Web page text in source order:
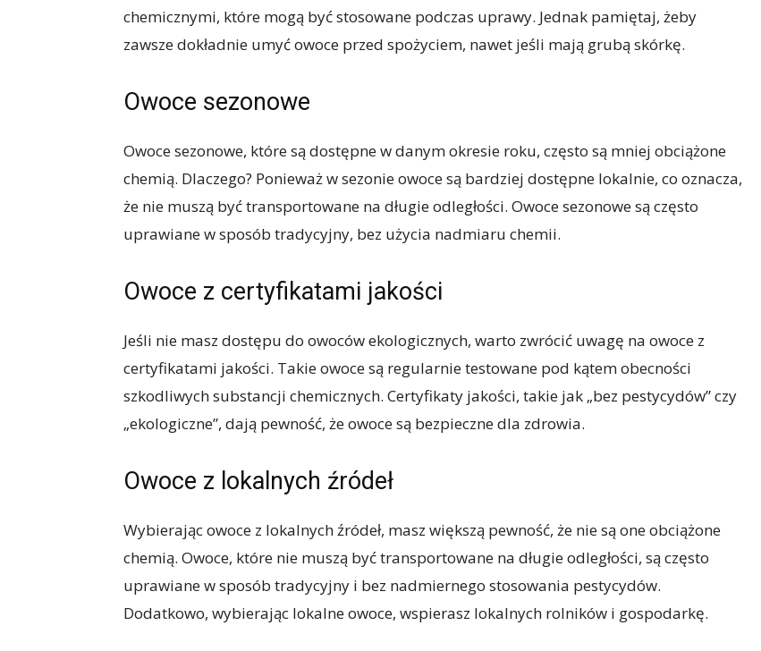
chemicznymi, które mogą być stosowane podczas uprawy. Jednak pamiętaj, żeby
zawsze dokładnie umyć owoce przed spożyciem, nawet jeśli mają grubą skórkę.
Owoce sezonowe
Owoce sezonowe, które są dostępne w danym okresie roku, często są mniej obciążone
chemią. Dlaczego? Ponieważ w sezonie owoce są bardziej dostępne lokalnie, co oznacza,
że nie muszą być transportowane na długie odległości. Owoce sezonowe są często
uprawiane w sposób tradycyjny, bez użycia nadmiaru chemii.
Owoce z certyfikatami jakości
Jeśli nie masz dostępu do owoców ekologicznych, warto zwrócić uwagę na owoce z
certyfikatami jakości. Takie owoce są regularnie testowane pod kątem obecności
szkodliwych substancji chemicznych. Certyfikaty jakości, takie jak „bez pestycydów” czy
„ekologiczne”, dają pewność, że owoce są bezpieczne dla zdrowia.
Owoce z lokalnych źródeł
Wybierając owoce z lokalnych źródeł, masz większą pewność, że nie są one obciążone
chemią. Owoce, które nie muszą być transportowane na długie odległości, są często
uprawiane w sposób tradycyjny i bez nadmiernego stosowania pestycydów.
Dodatkowo, wybierając lokalne owoce, wspierasz lokalnych rolników i gospodarkę.